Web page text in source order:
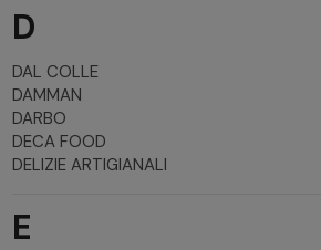
D
DAL COLLE
DAMMAN
DARBO
DECA FOOD
DELIZIE ARTIGIANALI
E